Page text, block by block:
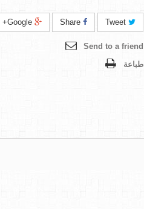
Tweet
Share
Google+
Send to a friend
طباعة